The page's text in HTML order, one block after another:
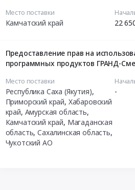
Место поставки
Камчатский край 22
Предоставление прав на
программных продуктов ГРАНД-
Место поставки
Республика Саха (Якутия),
Приморский край, Хабаровский
край, Амурская область,
Камчатский край, Магаданская
область,Сахалинская область,
Чукотский АО
-